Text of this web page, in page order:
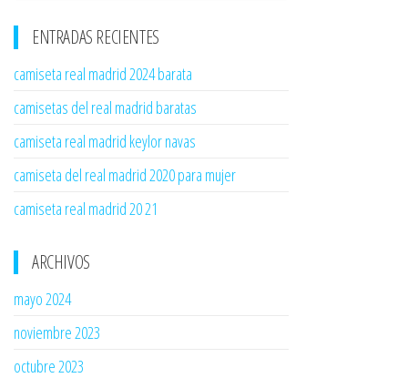
ENTRADAS RECIENTES
camiseta real madrid 2024 barata
camisetas del real madrid baratas
camiseta real madrid keylor navas
camiseta del real madrid 2020 para mujer
camiseta real madrid 20 21
ARCHIVOS
mayo 2024
noviembre 2023
octubre 2023